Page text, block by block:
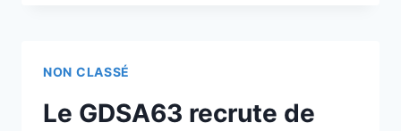
NON CLASSÉ
Le GDSA63 recrute de